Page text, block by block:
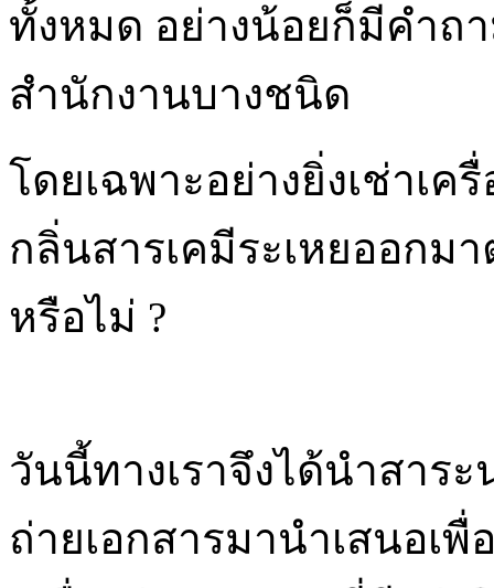
ทั้งหมด อย่างน้อยก็มีคำถ
สำนักงานบางชนิด
โดยเฉพาะอย่างยิ่งเช่าเค
กลิ่นสารเคมีระเหยออกม
หรือไม่ ?
วันนี้ทางเราจึงได้นำสาร
ถ่ายเอกสารมานำเสนอเ